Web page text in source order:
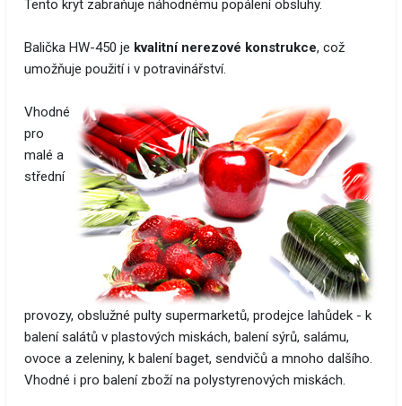
Tento kryt zabraňuje náhodnému popálení obsluhy.
Balička HW-450 je kvalitní nerezové konstrukce, což
umožňuje použití i v potravinářství.
Vhodné
pro
malé a
střední
provozy, obslužné pulty supermarketů, prodejce lahůdek - k
balení salátů v plastových miskách, balení sýrů, salámu,
ovoce a zeleniny, k balení baget, sendvičů a mnoho dalšího.
Vhodné i pro balení zboží na polystyrenových miskách.